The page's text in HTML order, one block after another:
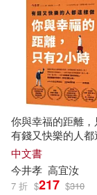
[日]今井志
[日]今井芳
コウケン
ヒマワリソ
小學館(1)
山と渓谷
山東科學技
岩波書店
復旦大學出
你與幸福的距離，
有錢又快樂的人都
中文書
今井孝 高宜汝
7 折 $217 $310